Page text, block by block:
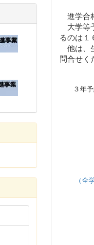
進学合
大学等
るのは１
他は、
問合せく
３年予
（